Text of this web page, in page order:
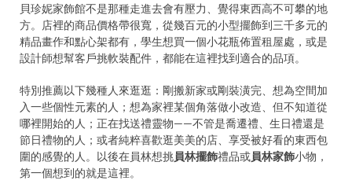
貝珍妮家飾館不是那種走進去會有壓力、覺得東西高不可攀的地
方。店裡的商品價格帶很寬，從幾百元的小型擺飾到三千多元的
精品畫作和點心架都有，學生想買一個小花瓶佈置租屋處，或是
設計師想幫客戶挑軟裝配件，都能在這裡找到適合的品項。
特別推薦以下幾種人來逛逛：剛搬新家或剛裝潢完、想為空間加
入一些個性元素的人；想為家裡某個角落做小改造、但不知道從
哪裡開始的人；正在找送禮靈物——不管是喬遷禮、生日禮還是
節日禮物的人；或者純粹喜歡逛美美的店、享受被好看的東西包
圍的感覺的人。以後在員林想挑員林擺飾禮品或員林家飾小物，
第一個想到的就是這裡。